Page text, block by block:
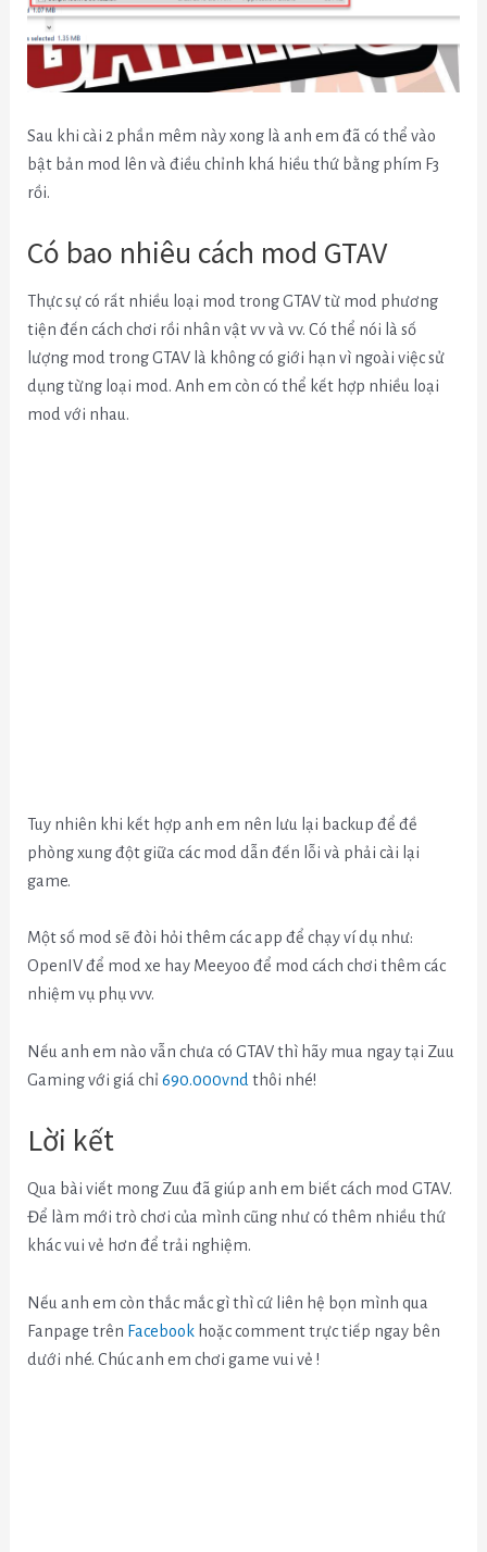
Sau khi cài 2 phần mêm này xong là anh em đã có thể vào
bật bản mod lên và điều chỉnh khá hiều thứ bằng phím F3
rồi.
Có bao nhiêu cách mod GTAV
Thực sự có rất nhiều loại mod trong GTAV từ mod phương
tiện đến cách chơi rồi nhân vật vv và vv. Có thể nói là số
lượng mod trong GTAV là không có giới hạn vì ngoài việc sử
dụng từng loại mod. Anh em còn có thể kết hợp nhiều loại
mod với nhau.
Tuy nhiên khi kết hợp anh em nên lưu lại backup để đề
phòng xung đột giữa các mod dẫn đến lỗi và phải cài lại
game.
Một số mod sẽ đòi hỏi thêm các app để chạy ví dụ như:
OpenIV để mod xe hay Meeyoo để mod cách chơi thêm các
nhiệm vụ phụ vvv.
Nếu anh em nào vẫn chưa có GTAV thì hãy mua ngay tại Zuu
Gaming với giá chỉ690.000vnd thôi nhé!
Lời kết
Qua bài viết mong Zuu đã giúp anh em biết cách mod GTAV.
Để làm mới trò chơi của mình cũng như có thêm nhiều thứ
khác vui vẻ hơn để trải nghiệm.
Nếu anh em còn thắc mắc gì thì cứ liên hệ bọn mình qua
Fanpage trên Facebook hoặc comment trực tiếp ngay bên
dưới nhé. Chúc anh em chơi game vui vẻ !